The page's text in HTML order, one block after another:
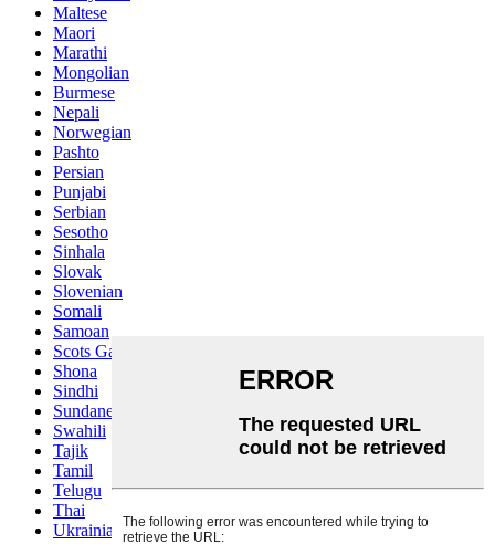
Maltese
Maori
Marathi
Mongolian
Burmese
Nepali
Norwegian
Pashto
Persian
Punjabi
Serbian
Sesotho
Sinhala
Slovak
Slovenian
Somali
Samoan
Scots Gaelic
Shona
Sindhi
Sundanese
Swahili
Tajik
Tamil
Telugu
Thai
Ukrainian